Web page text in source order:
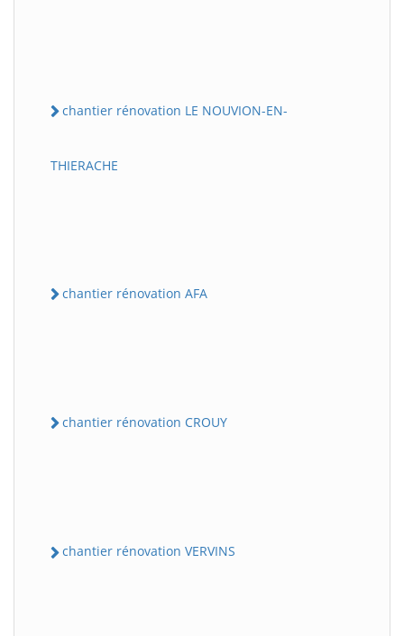
chantier rénovation LE NOUVION-EN-
THIERACHE
chantier rénovation AFA
chantier rénovation CROUY
chantier rénovation VERVINS